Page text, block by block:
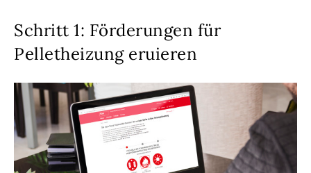
Schritt 1: Förderungen für
Pelletheizung eruieren